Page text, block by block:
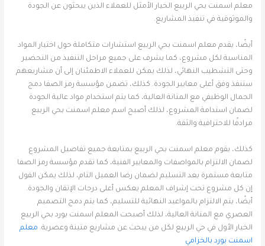
معلم اسمنت بحي الربيع الخيار الأمثل للعملاء الذين يبحثون عن الجودة
والموثوقية في تنفيذ المشاريع.
أيضًا، يقدم معلم اسمنت بحي الربيع استشارات متكاملة حول اختيار المواد
المناسبة لكل مشروع، كما يشرف على جميع مراحل التنفيذ من التحضير
وحتى التشطيب النهائي، لذلك يمكن للعملاء الاطمئنان إلى أن مشاريعهم
ستنفذ وفق أعلى معايير الجودة. كذلك، تضمن مؤسسة رمز الصفا دمج
الجمال الوظيفي مع المتانة العالية، كما يتم استخدام مواد عالية الجودة
لضمان استدامة المشروع، لذلك أصبح اسم معلم اسمنت بحي الربيع
مرادفًا للاحترافية والثقة.
كذلك، يقوم معلم اسمنت بحي الربيع بمتابعة جميع تفاصيل المشروع
لضمان الالتزام بالمواصفات والمعايير الفنية، كما تقدم مؤسسة رمز الصفا
متابعة مستمرة بعد التسليم لضمان رضا العميل التام، لذلك يمكن القول
إن كل مشروع تحت إشراف المعلم يعكس أعلى درجات الإتقان والجودة.
أيضًا، يتم الالتزام بالمواعيد النهائية للتسليم، كما يتم دمج التصميم
العصري مع المتانة العالية، لذلك أصبحت المعلم اسمنت بورد بحي الربيع
الخيار الأول في حي الربيع لكل من يبحث عن مشاريع متينة وعصرية. معلم
اسمنت بورد بالخزامي